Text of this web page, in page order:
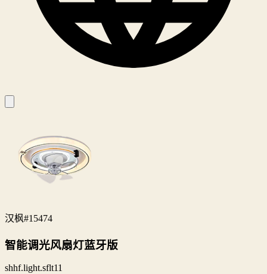
汉枫#15474
智能调光风扇灯蓝牙版
shhf.light.sflt11